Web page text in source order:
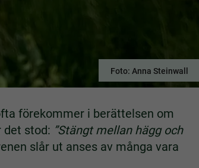
Foto: Anna Steinwall
förekommer i berättelsen om
det stod: ”Stängt mellan hägg och
slår ut anses av många vara